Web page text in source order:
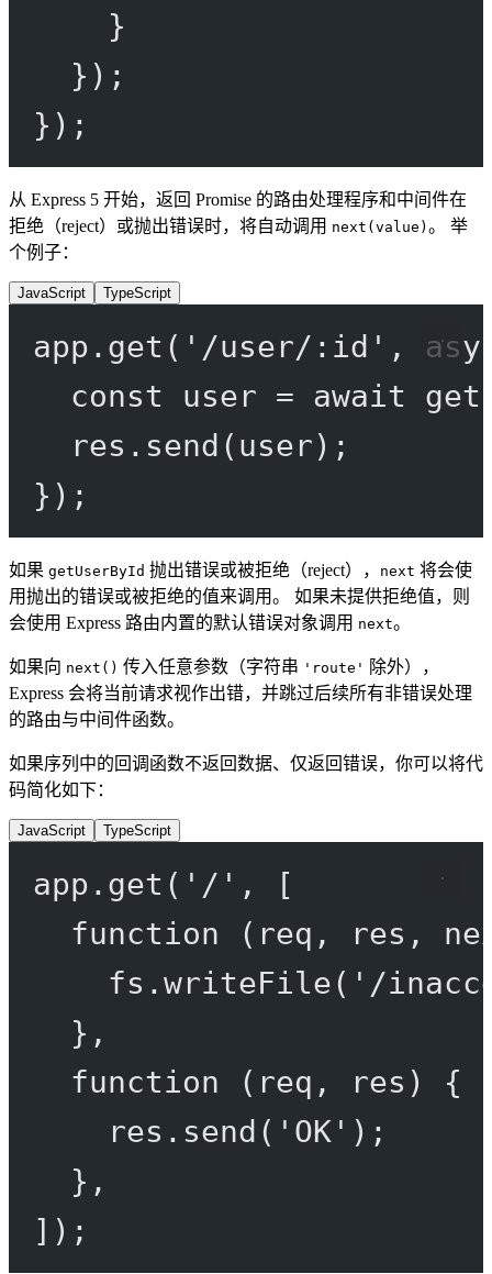
}
});
});
从 Express 5 开始，返回 Promise 的路由处理程序和中间件在
拒绝（reject）或抛出错误时，将自动调用 next(value) 。 举
个例子：
JavaScript TypeScript
app. get ( '/user/:id' ,
const
user = await
res. send (user);
});
如果 getUserById 抛出错误或被拒绝（reject）， next 将会使
用抛出的错误或被拒绝的值来调用。 如果未提供拒绝值，则
会使用 Express 路由内置的默认错误对象调用 next。
如果向 next() 传入任意参数（字符串 'route' 除外），
Express 会将当前请求视作出错，并跳过后续所有非错误处理
的路由与中间件函数。
如果序列中的回调函数不返回数据、仅返回错误，你可以将代
码简化如下：
JavaScript TypeScript
app. get ( '/' , [
function ( req , res ,
fs.writeFile( '/
},
function ( req , res ) {
res. send ( 'OK' );
},
]);